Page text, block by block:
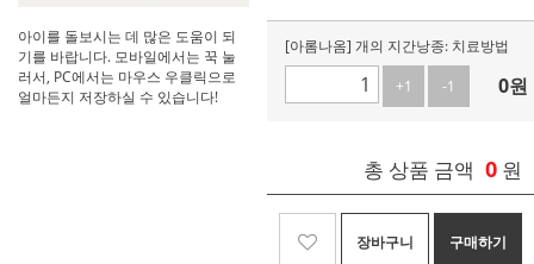
아이를 돌보시는 데 많은 도움이 되
기를 바랍니다. 모바일에서는 꾹 눌
러서, PC에서는 마우스 우클릭으로
얼마든지 저장하실 수 있습니다!
[아롬나옴] 개의 지간낭종: 치료방법
+1
-1 0원
총 상품 금액 0 원
장바구니 구매하기